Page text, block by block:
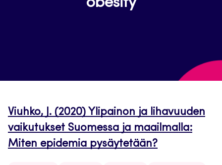
obesity
Viuhko, J. (2020) Ylipainon ja lihavuuden
vaikutukset Suomessa ja maailmalla:
Miten epidemia pysäytetään?